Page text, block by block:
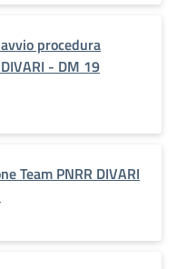
procedura
- DM 19
Team PNRR DIVARI